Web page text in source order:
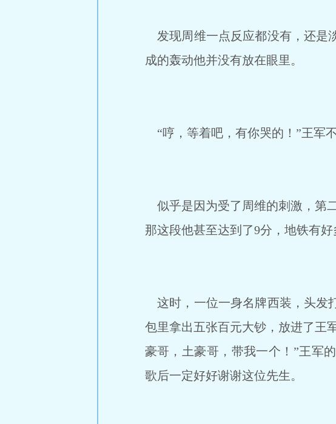
发现周维一点反应都没有，还是
成的轰动他并没有放在眼里。
“哼，等着吧，有你哭的！”王军
似乎是因为受了周维的刺激，第
那这段他甚至达到了9分，地铁有
这时，一位一身名牌西装，头发
包里拿出五张百元大钞，放进了王
豪哥，土豪哥，带我一个！”王军
歌后一定好好谢谢这位先生。